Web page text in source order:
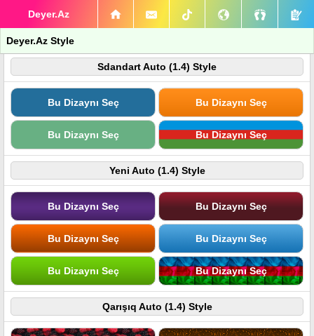
Deyer.Az
Deyer.Az Style
Sdandart Auto (1.4) Style
Bu Dizaynı Seç Bu Dizaynı Seç
Bu Dizaynı Seç Bu Dizaynı Seç
Yeni Auto (1.4) Style
Bu Dizaynı Seç Bu Dizaynı Seç
Bu Dizaynı Seç Bu Dizaynı Seç
Bu Dizaynı Seç Bu Dizaynı Seç
Qarışıq Auto (1.4) Style